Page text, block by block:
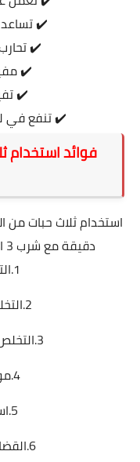
✔️
✔️
✔️
✔️
✔️ تنفع في
فوائد استخدام
دقيقة مع شرب 3 اكواب من الماء يعطيك 11 فائدة:
1.التخلص من السمنة.
2.التخلص من آلام القولون.
3.التخلص من النفخة والإمساك.
4.موازنة نسبة السكر.
5.استقرار ضغط الدم.
6.القضاء على الام المفاصل.